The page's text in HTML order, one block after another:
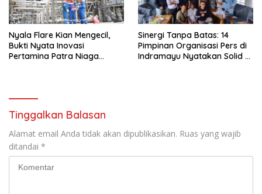
Nyala Flare Kian Mengecil,
Bukti Nyata Inovasi
Pertamina Patra Niaga
Sinergi Tanpa Batas: 14
Pimpinan Organisasi Pers di
Indramayu Nyatakan Solid di
Tinggalkan Balasan
Alamat email Anda tidak akan dipublikasikan. Ruas yang wajib
ditandai *